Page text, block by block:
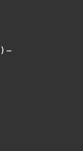
) –